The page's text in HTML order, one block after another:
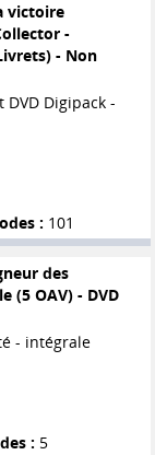
victoire
-
- Non
Digipack -
: 101
des
(5 OAV) - DVD
- intégrale
: 5